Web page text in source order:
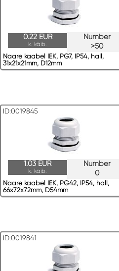
Number
>50
0.22 EUR
k. käib.
Naare kaabel IEK, PG7, IP54, hall,
31x21x21mm, D12mm
ID:0019845
Number
0
1.03 EUR
k. käib.
Naare kaabel IEK, PG42, IP54, hall,
66x72x72mm, D54mm
ID:0019841